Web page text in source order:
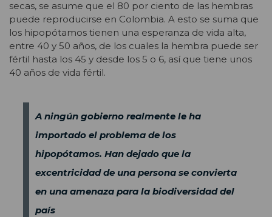
secas, se asume que el 80 por ciento de las hembras
puede reproducirse en Colombia. A esto se suma que
los hipopótamos tienen una esperanza de vida alta,
entre 40 y 50 años, de los cuales la hembra puede ser
fértil hasta los 45 y desde los 5 o 6, así que tiene unos
40 años de vida fértil.
A ningún gobierno realmente le ha
importado el problema de los
hipopótamos. Han dejado que la
excentricidad de una persona se convierta
en una amenaza para la biodiversidad del
país